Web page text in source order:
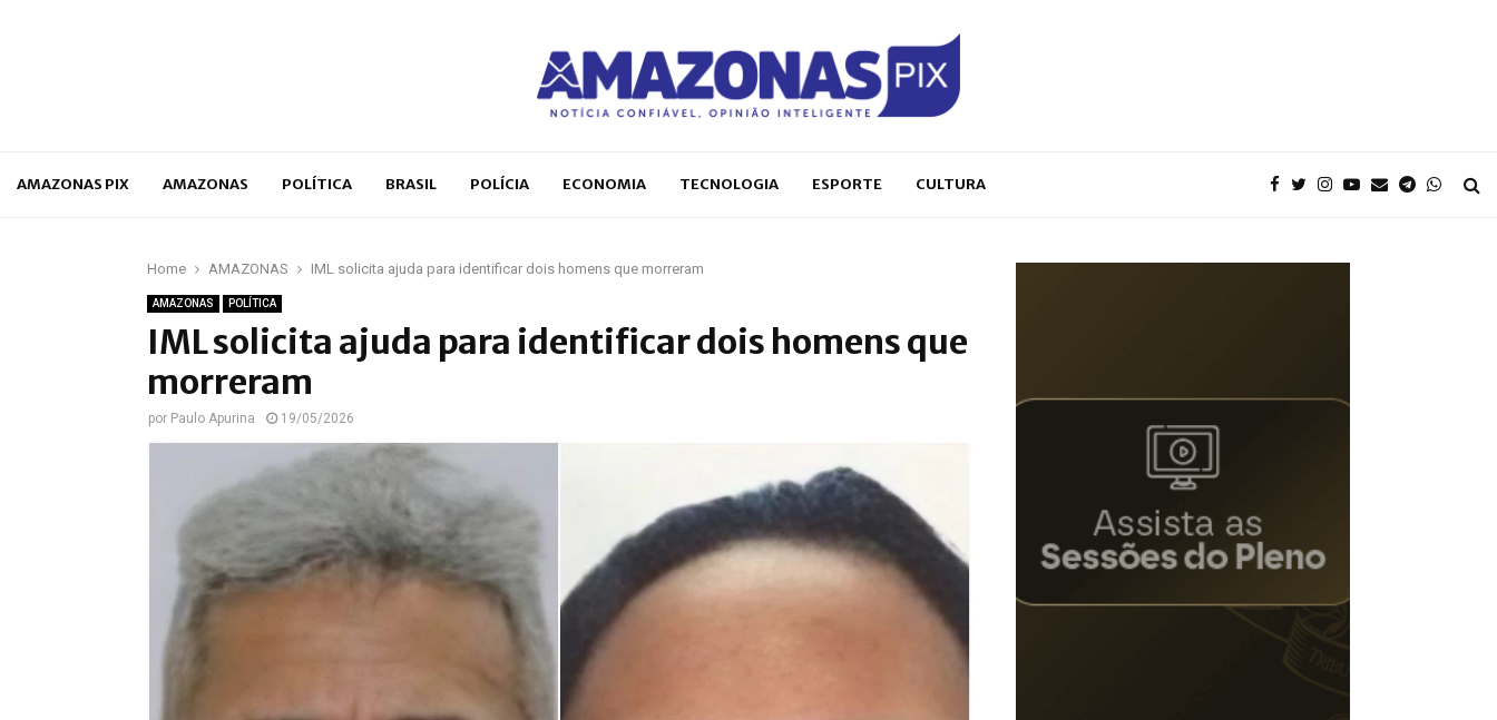
AMAZONAS PIX AMAZONAS POLÍTICA BRASIL POLÍCIA ECONOMIA TECNOLOGIA ESPORTE CULTURA
Home AMAZONAS IML solicita ajuda para identificar dois homens que morreram
AMAZONAS POLÍTICA
IML solicita ajuda para identificar dois homens que
morreram
por Paulo Apurina 19/05/2026